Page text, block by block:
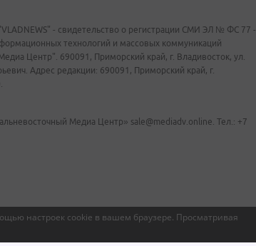
настроек cookie в вашем браузере. Просматривая
- свидетельство о регистрации СМИ ЭЛ № ФС 77 -
технологий и массовых коммуникаций
Центр". 690091, Приморский край, г. Владивосток, ул.
Адрес редакции: 690091, Приморский край, г.
Медиа Центр» sale@mediadv.online. Тел.: +7